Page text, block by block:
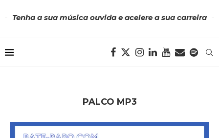
Tenha a sua música ouvida e acelere a sua carreira
PALCO MP3